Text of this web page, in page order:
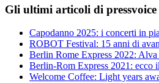
Gli ultimi articoli di pressvoice
Capodanno 2025: i concerti in
ROBOT Festival: 15 anni di
Berlin Rome Express 2022:
Berlin-Rom Express 2021: ecco
Welcome Coffee: Light years